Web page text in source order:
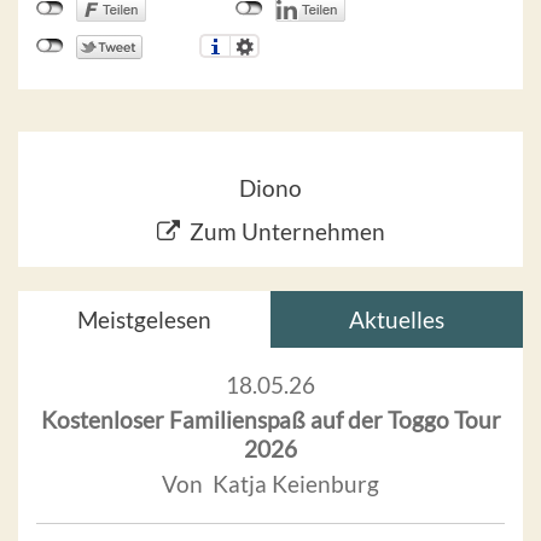
Diono
Zum Unternehmen
Meistgelesen Aktuelles
18.05.26
Kostenloser Familienspaß auf der Toggo Tour
2026
Von Katja Keienburg